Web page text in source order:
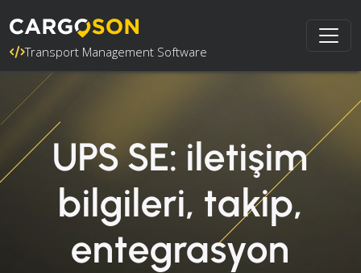
Transport Management Software
UPS SE: iletişim
bilgileri, takip,
entegrasyon